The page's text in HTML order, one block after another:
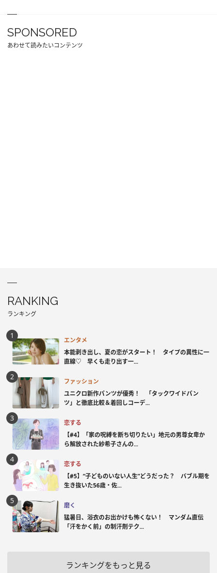
SPONSORED
あわせて読みたいコンテンツ
RANKING
ランキング
エンタメ
本能剥き出し、夏の恋がスタート！ タイプの異性に一
直線♡ 早くも走り出す一...
ファッション
ユニクロ新作パンツが優秀！ 「タックワイドパン
ツ」と徹底比較＆着回しコーデ...
恋する
【#4】「家の呪縛を断ち切りたい」地元の男尊女卑か
ら解放された紗希子さんの...
恋する
【#5】“子どものいない人生”どうだった？ バブル期を
生き抜いた56歳・佐...
磨く
猛暑日、浴衣のお出かけも怖くない！ マンダム直伝
「汗をかく前」の制汗剤テク...
ランキングをもっと見る